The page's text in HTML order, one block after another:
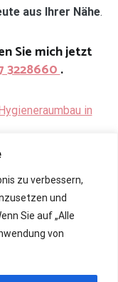
zu verbessern,
und
Sie auf „Alle
von
aus Ihrer Nähe.
Sie mich jetzt
3228660.
Hygieneraumbau in